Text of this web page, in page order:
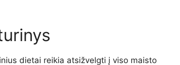
dietai reikia atsižvelgti į viso maisto